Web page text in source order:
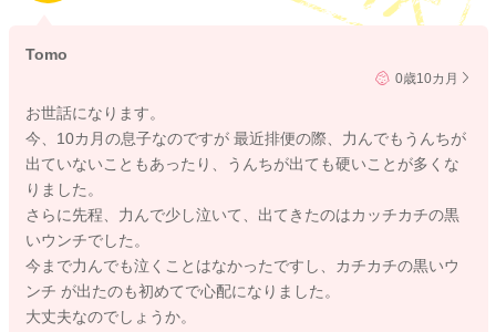
Tomo
0歳10カ月
お世話になります。
今、10カ月の息子なのですが 最近排便の際、力んでもうんちが
出ていないこともあったり、うんちが出ても硬いことが多くな
りました。
さらに先程、力んで少し泣いて、出てきたのはカッチカチの黒
いウンチでした。
今まで力んでも泣くことはなかったですし、カチカチの黒いウ
ンチ が出たのも初めてで心配になりました。
大丈夫なのでしょうか。